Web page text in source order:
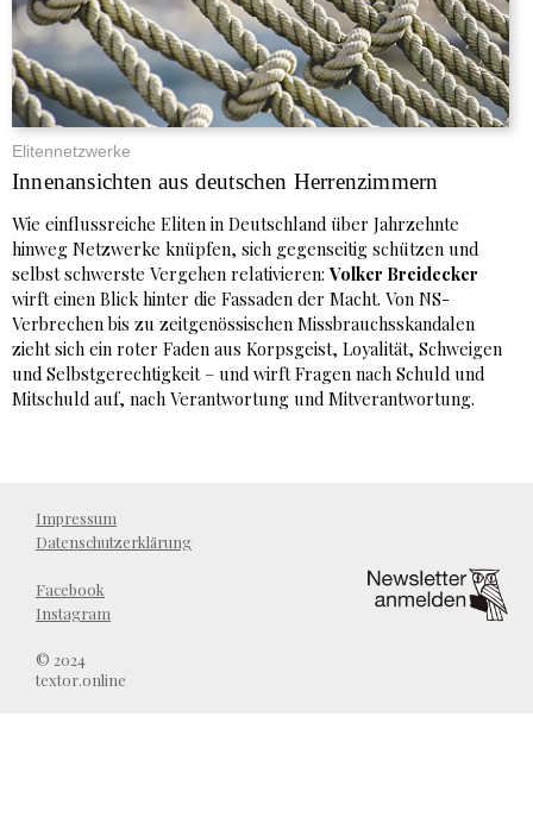
Elitennetzwerke
Innenansichten aus deutschen Herrenzimmern
Wie einflussreiche Eliten in Deutschland über Jahrzehnte
hinweg Netzwerke knüpfen, sich gegenseitig schützen und
selbst schwerste Vergehen relativieren: Volker Breidecker
wirft einen Blick hinter die Fassaden der Macht. Von NS-
Verbrechen bis zu zeitgenössischen Missbrauchsskandalen
zieht sich ein roter Faden aus Korpsgeist, Loyalität, Schweigen
und Selbstgerechtigkeit – und wirft Fragen nach Schuld und
Mitschuld auf, nach Verantwortung und Mitverantwortung.
Impressum
Datenschutzerklärung
Facebook
Instagram
© 2024
textor.online